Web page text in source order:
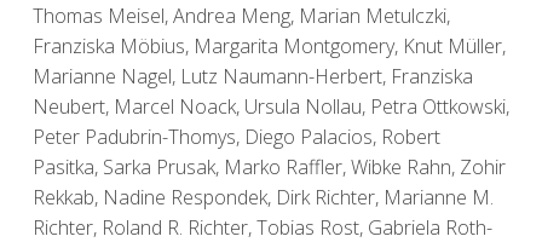
Thomas Meisel, Andrea Meng, Marian Metulczki,
Franziska Möbius, Margarita Montgomery, Knut Müller,
Marianne Nagel, Lutz Naumann-Herbert, Franziska
Neubert, Marcel Noack, Ursula Nollau, Petra Ottkowski,
Peter Padubrin-Thomys, Diego Palacios, Robert
Pasitka, Sarka Prusak, Marko Raffler, Wibke Rahn, Zohir
Rekkab, Nadine Respondek, Dirk Richter, Marianne M.
Richter, Roland R. Richter, Tobias Rost, Gabriela Roth-